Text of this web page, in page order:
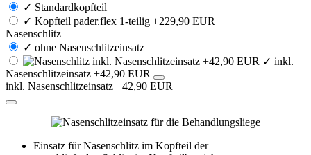
✓ Standardkopfteil
✓ Kopfteil pader.flex 1-teilig +229,90 EUR
Nasenschlitz
✓ ohne Nasenschlitzeinsatz
✓ inkl.
Nasenschlitzeinsatz +42,90 EUR
inkl. Nasenschlitzeinsatz +42,90 EUR
Einsatz für Nasenschlitz im Kopfteil der